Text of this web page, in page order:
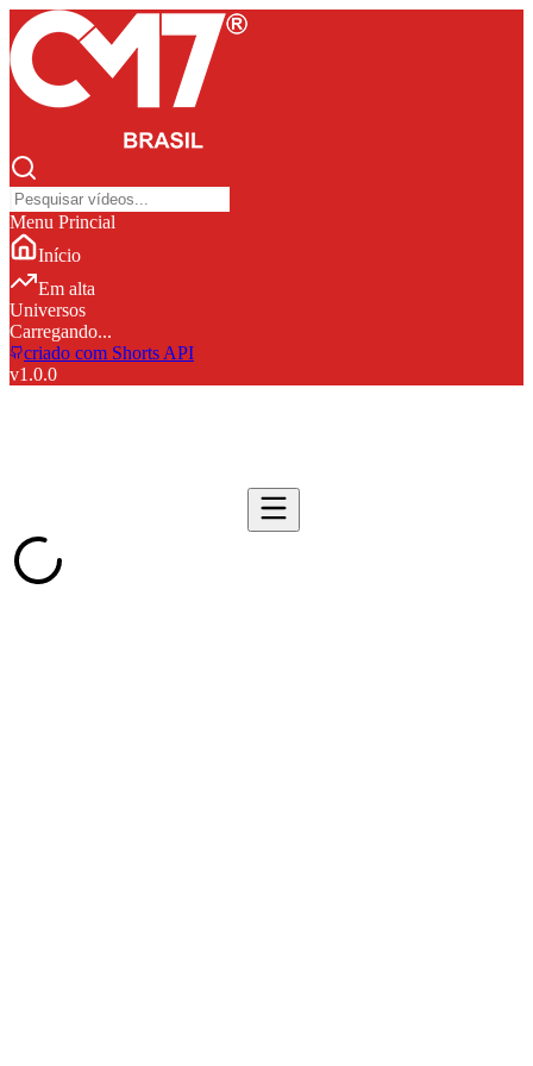
Menu Princial
Início
Em alta
Universos
Carregando...
criado com Shorts API
v1.0.0